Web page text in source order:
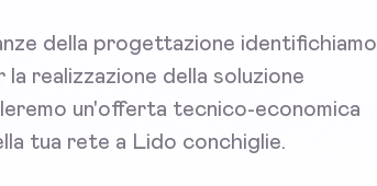
della progettazione identifichiamo
realizzazione della soluzione
un'offerta tecnico-economica
tua rete a Lido conchiglie.